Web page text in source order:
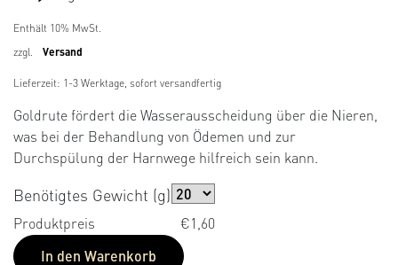
Enthält 10% MwSt.
zzgl.
Versand
Lieferzeit: 1-3 Werktage, sofort versandfertig
Goldrute fördert die Wasserausscheidung über die Nieren,
was bei der Behandlung von Ödemen und zur
Durchspülung der Harnwege hilfreich sein kann.
Benötigtes Gewicht (g)
Produktpreis €1,60
In den Warenkorb